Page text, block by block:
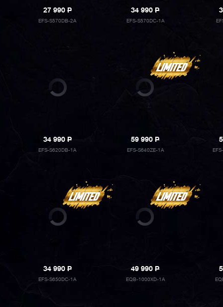
27 990P
EFS-S570DB-2A
34 990P
EFS-S570DC-1A
34 990P
EFS-S620DB-1A
59 990P
EFS-S640ZE-1A
34 990P
EFS-S650DC-1A
49 990P
EQB-1000XD-1A